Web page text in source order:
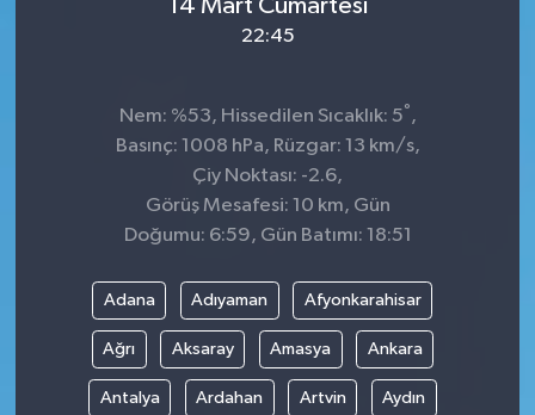
14 Mart Cumartesi
22:45
Nem: %53, Hissedilen Sıcaklık: 5° ,
Basınç: 1008 hPa, Rüzgar: 13 km/s,
Çiy Noktası: -2.6,
Görüş Mesafesi: 10 km, Gün
Doğumu: 6:59, Gün Batımı: 18:51
Adana Adıyaman Afyonkarahisar
Ağrı Aksaray Amasya Ankara
Antalya Ardahan Artvin Aydın